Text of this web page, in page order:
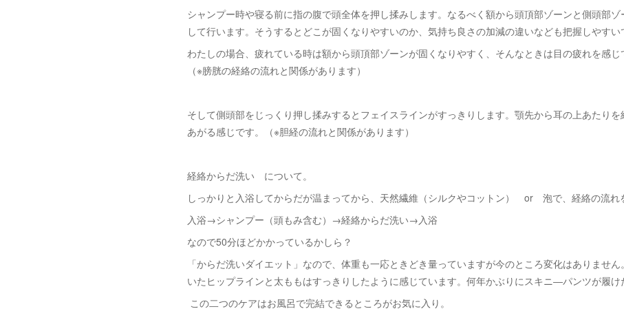
シャンプー時や寝る前に指の腹で頭全体を押し揉みします。なるべく額から頭頂部ゾーンと側頭部
して行います。そうするとどこが固くなりやすいのか、気持ち良さの加減の違いなども把握しやすい
わたしの場合、疲れている時は額から頭頂部ゾーンが固くなりやすく、そんなときは目の疲れを感じ
（※膀胱の経絡の流れと関係があります）
そして側頭部をじっくり押し揉みするとフェイスラインがすっきりします。顎先から耳の上あたり
あがる感じです。（※胆経の流れと関係があります）
経絡からだ洗い について。
しっかりと入浴してからだが温まってから、天然繊維（シルクやコットン） or 泡で、経絡の流れ
入浴→シャンプー（頭もみ含む）→経絡からだ洗い→入浴
なので50分ほどかかっているかしら？
「からだ洗いダイエット」なので、体重も一応ときどき量っていますが今のところ変化はありませ
いたヒップラインと太ももはすっきりしたように感じています。何年かぶりにスキニ―パンツが履け
この二つのケアはお風呂で完結できるところがお気に入り。